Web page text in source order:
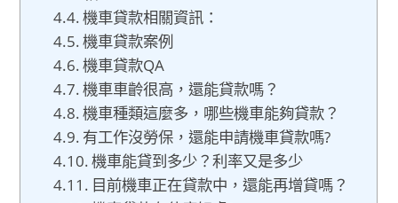
機車貸款相關資訊：
機車貸款案例
機車貸款QA
機車車齡很高，還能貸款嗎？
機車種類這麼多，哪些機車能夠貸款？
有工作沒勞保，還能申請機車貸款嗎?
機車能貸到多少？利率又是多少
目前機車正在貸款中，還能再增貸嗎？